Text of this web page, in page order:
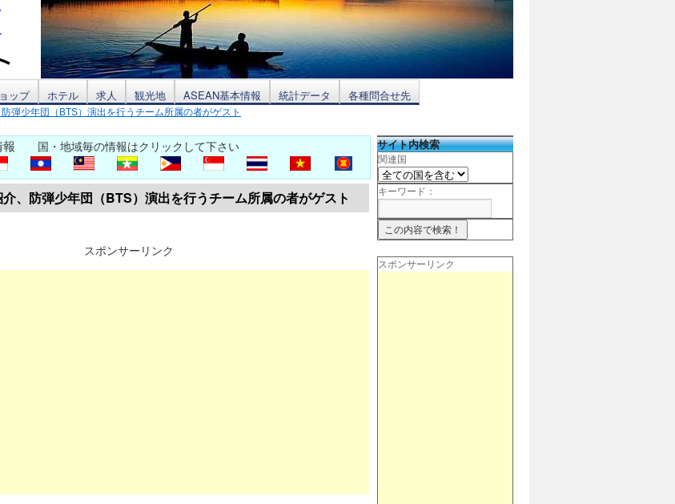
ップ ホテル 求人 観光地 ASEAN基本情報 統計データ 各種問合せ先
弾少年団（BTS）演出を行うチーム所属の者がゲスト
報 国・地域毎の情報はクリックして下さい
、防弾少年団（BTS）演出を行うチーム所属の者がゲスト
スポンサーリンク
サイト内検索
関連国
キーワード：
スポンサーリンク